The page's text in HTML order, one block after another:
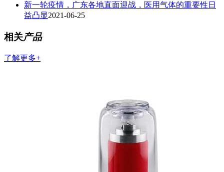
新一轮疫情，广东各地直面迎战，医用气体的重要性日
益凸显2021-06-25
相关产品
了解更多+